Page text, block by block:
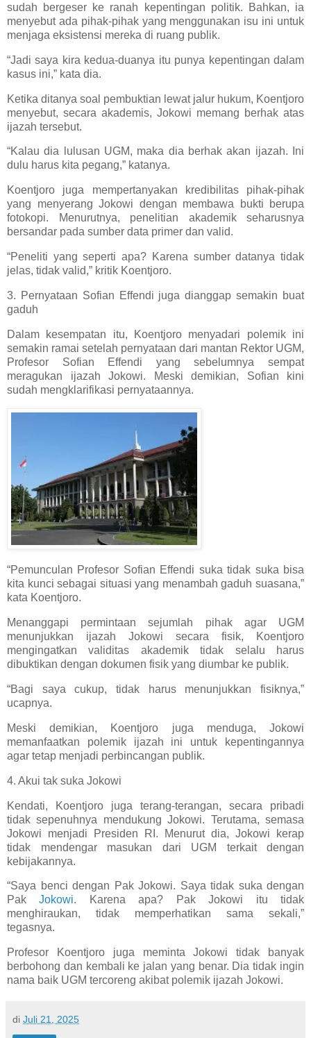
sudah bergeser ke ranah kepentingan politik. Bahkan, ia
menyebut ada pihak-pihak yang menggunakan isu ini untuk
menjaga eksistensi mereka di ruang publik.
“Jadi saya kira kedua-duanya itu punya kepentingan dalam
kasus ini,” kata dia.
Ketika ditanya soal pembuktian lewat jalur hukum, Koentjoro
menyebut, secara akademis, Jokowi memang berhak atas
ijazah tersebut.
“Kalau dia lulusan UGM, maka dia berhak akan ijazah. Ini
dulu harus kita pegang,” katanya.
Koentjoro juga mempertanyakan kredibilitas pihak-pihak
yang menyerang Jokowi dengan membawa bukti berupa
fotokopi. Menurutnya, penelitian akademik seharusnya
bersandar pada sumber data primer dan valid.
“Peneliti yang seperti apa? Karena sumber datanya tidak
jelas, tidak valid,” kritik Koentjoro.
3. Pernyataan Sofian Effendi juga dianggap semakin buat
gaduh
Dalam kesempatan itu, Koentjoro menyadari polemik ini
semakin ramai setelah pernyataan dari mantan Rektor UGM,
Profesor Sofian Effendi yang sebelumnya sempat
meragukan ijazah Jokowi. Meski demikian, Sofian kini
sudah mengklarifikasi pernyataannya.
“Pemunculan Profesor Sofian Effendi suka tidak suka bisa
kita kunci sebagai situasi yang menambah gaduh suasana,”
kata Koentjoro.
Menanggapi permintaan sejumlah pihak agar UGM
menunjukkan ijazah Jokowi secara fisik, Koentjoro
mengingatkan validitas akademik tidak selalu harus
dibuktikan dengan dokumen fisik yang diumbar ke publik.
“Bagi saya cukup, tidak harus menunjukkan fisiknya,”
ucapnya.
Meski demikian, Koentjoro juga menduga, Jokowi
memanfaatkan polemik ijazah ini untuk kepentingannya
agar tetap menjadi perbincangan publik.
4. Akui tak suka Jokowi
Kendati, Koentjoro juga terang-terangan, secara pribadi
tidak sepenuhnya mendukung Jokowi. Terutama, semasa
Jokowi menjadi Presiden RI. Menurut dia, Jokowi kerap
tidak mendengar masukan dari UGM terkait dengan
kebijakannya.
“Saya benci dengan Pak Jokowi. Saya tidak suka dengan
PakJokowi. Karena apa? Pak Jokowi itu tidak
menghiraukan, tidak memperhatikan sama sekali,”
tegasnya.
Profesor Koentjoro juga meminta Jokowi tidak banyak
berbohong dan kembali ke jalan yang benar. Dia tidak ingin
nama baik UGM tercoreng akibat polemik ijazah Jokowi.
di Juli 21, 2025